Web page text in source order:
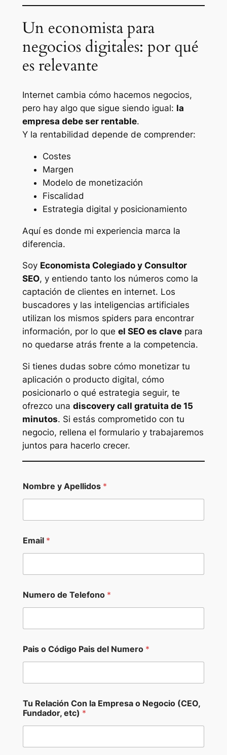
Un economista para
negocios digitales: por qué
es relevante
Internet cambia cómo hacemos negocios,
pero hay algo que sigue siendo igual: la
empresa debe ser rentable.
Y la rentabilidad depende de comprender:
Costes
Margen
Modelo de monetización
Fiscalidad
Estrategia digital y posicionamiento
Aquí es donde mi experiencia marca la
diferencia.
Soy Economista Colegiado y Consultor
SEO, y entiendo tanto los números como la
captación de clientes en internet. Los
buscadores y las inteligencias artificiales
utilizan los mismos spiders para encontrar
información, por lo que el SEO es clavepara
no quedarse atrás frente a la competencia.
Si tienes dudas sobre cómo monetizar tu
aplicación o producto digital, cómo
posicionarlo o qué estrategia seguir, te
ofrezco una discovery call gratuita de 15
minutos. Si estás comprometido con tu
negocio, rellena el formulario y trabajaremos
juntos para hacerlo crecer.
Nombre y Apellidos *
Email *
d
i
c
t
i
r
o
b
r
Numero de Telefono *
Pais o Código Pais del Numero *
Tu Relación Con la Empresa o Negocio (CEO,
Fundador, etc) *